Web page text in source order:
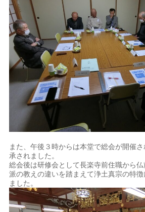
また、午後３時からは本堂で総会が開催
承されました。
総会後は研修会として長楽寺前住職から
派の教えの違いを踏まえて浄土真宗の特
ました。